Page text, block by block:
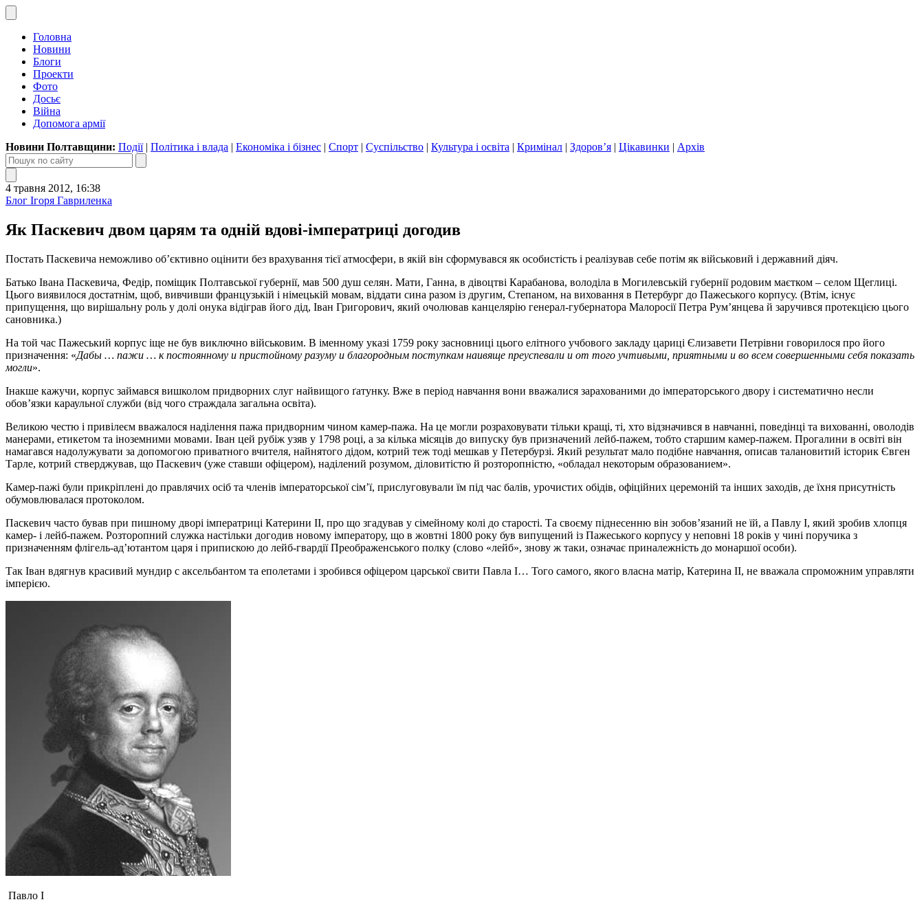
Головна
Новини
Блоги
Проекти
Фото
Досьє
Війна
Допомога армії
Новини Полтавщини: Події| Політика і влада | Економіка і бізнес | Спорт | Суспільство | Культура і освіта | Кримінал | Здоров’я | Цікавинки | Архів
4 травня 2012, 16:38
Блог Ігоря Гавриленка
Як Паскевич двом царям та одній вдові-імператриці догодив
Постать Паскевича неможливо об’єктивно оцінити без врахування тієї атмосфери, в якій він сформувався як особистість і реалізував себе потім як військовий і державний діяч.
Батько Івана Паскевича, Федір, поміщик Полтавської губернії, мав 500 душ селян. Мати, Ганна, в дівоцтві Карабанова, володіла в Могилевській губернії родовим маєтком – селом Щеглиці.
Цього виявилося достатнім, щоб, вивчивши французькій і німецькій мовам, віддати сина разом із другим, Степаном, на виховання в Петербург до Пажеського корпусу. (Втім, існує
припущення, що вирішальну роль у долі онука відіграв його дід, Іван Григорович, який очолював канцелярію генерал-губернатора Малоросії Петра Рум’янцева й заручився протекцією цього
сановника.)
На той час Пажеський корпус іще не був виключно військовим. В іменному указі 1759 року засновниці цього елітного учбового закладу цариці Єлизавети Петрівни говорилося про його
призначення: «Дабы … пажи … к постоянному и пристойному разуму и благородным поступкам наивяще преуспевали и от того учтивыми, приятными и во всем совершенными себя показать
могли».
Інакше кажучи, корпус займався вишколом придворних слуг найвищого ґатунку. Вже в період навчання вони вважалися зарахованими до імператорського двору і систематично несли
обов’язки караульної служби (від чого страждала загальна освіта).
Великою честю і привілеєм вважалося наділення пажа придворним чином камер-пажа. На це могли розраховувати тільки кращі, ті, хто відзначився в навчанні, поведінці та вихованні, оволодів
манерами, етикетом та іноземними мовами. Іван цей рубіж узяв у 1798 році, а за кілька місяців до випуску був призначений лейб-пажем, тобто старшим камер-пажем. Прогалини в освіті він
намагався надолужувати за допомогою приватного вчителя, найнятого дідом, котрий теж тоді мешкав у Петербурзі. Який результат мало подібне навчання, описав талановитий історик Євген
Тарле, котрий стверджував, що Паскевич (уже ставши офіцером), наділений розумом, діловитістю й розторопністю, «обладал некоторым образованием».
Камер-пажі були прикріплені до правлячих осіб та членів імператорської сім’ї, прислуговували їм під час балів, урочистих обідів, офіційних церемоній та інших заходів, де їхня присутність
обумовлювалася протоколом.
Паскевич часто бував при пишному дворі імператриці Катерини II, про що згадував у сімейному колі до старості. Та своєму піднесенню він зобов’язаний не їй, а Павлу I, який зробив хлопця
камер- і лейб-пажем. Розторопний служка настільки догодив новому імператору, що в жовтні 1800 року був випущений із Пажеського корпусу у неповні 18 років у чині поручика з
призначенням флігель-ад’ютантом царя і припискою до лейб-гвардії Преображенського полку (слово «лейб», знову ж таки, означає приналежність до монаршої особи).
Так Іван вдягнув красивий мундир с аксельбантом та еполетами і зробився офіцером царської свити Павла I… Того самого, якого власна матір, Катерина II, не вважала спроможним управляти
імперією.
Павло I